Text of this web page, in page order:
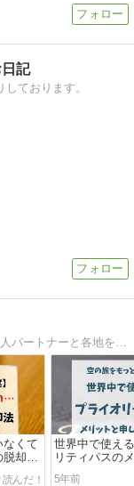
記
ております。
ワーホリからオーストラリア永住へ。英国人パートナーと各地を転々としながら、オーストラリアの魅力を伝えるブログ。
なくて
脱却方
世界中で使え
リティパスの
し込み方法
5年前